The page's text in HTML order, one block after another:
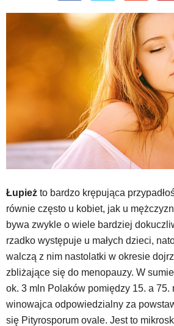
Łupież to bardzo krępująca
równie często u kobiet, jak u
bywa zwykle o wiele bardziej
rzadko występuje u małych dzieci,
walczą z nim nastolatki w okresie
zbliżające się do menopauzy. W
ok. 3 mln Polaków pomiędzy 15. a 75.
winowajca odpowiedzialny za
się Pityrosporum ovale. Jest to